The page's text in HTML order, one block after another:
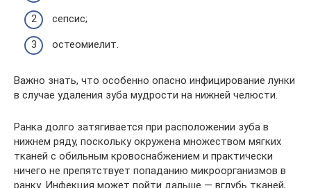
сепсис;
остеомиелит.
Важно знать, что особенно опасно инфицирование лунки
в случае удаления зуба мудрости на нижней челюсти.
Ранка долго затягивается при расположении зуба в
нижнем ряду, поскольку окружена множеством мягких
тканей с обильным кровоснабжением и практически
ничего не препятствует попаданию микроорганизмов в
ранку. Инфекция может пойти дальше — вглубь тканей,